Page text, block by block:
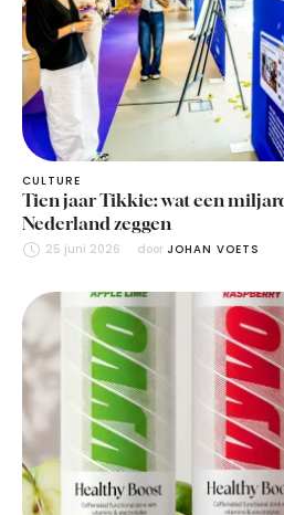
CULTURE
Tien jaar Tikkie: wat een
Nederland zeggen
25 juni 2026 door JOHAN VOETS